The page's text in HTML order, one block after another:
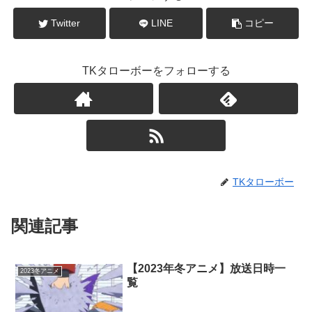
Twitter LINE コピー
TKタローボーをフォローする
TKタローボー
関連記事
2023冬アニメ
【2023年冬アニメ】放送日時一
覧